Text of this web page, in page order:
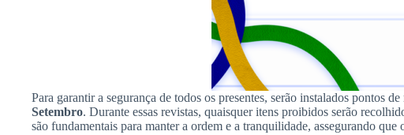
Para garantir a segurança de todos os presentes, serão instalados pontos
Setembro. Durante essas revistas, quaisquer itens proibidos serão
são fundamentais para manter a ordem e a tranquilidade, assegurando